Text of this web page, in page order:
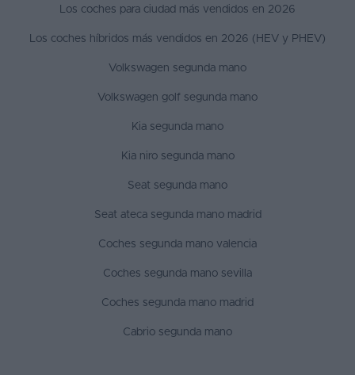
Los coches para ciudad más vendidos en 2026
Los coches híbridos más vendidos en 2026 (HEV y PHEV)
Volkswagen segunda mano
Volkswagen golf segunda mano
Kia segunda mano
Kia niro segunda mano
Seat segunda mano
Seat ateca segunda mano madrid
Coches segunda mano valencia
Coches segunda mano sevilla
Coches segunda mano madrid
Cabrio segunda mano